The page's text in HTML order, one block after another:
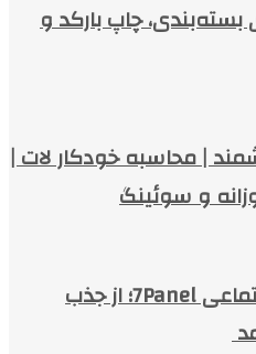
بسته‌بندی، چاپ بارکد و
| محاسبه خودکار لات |
و سوئینگ
خدمات شبکه‌های اجتماعی 7Panel؛ از جذب